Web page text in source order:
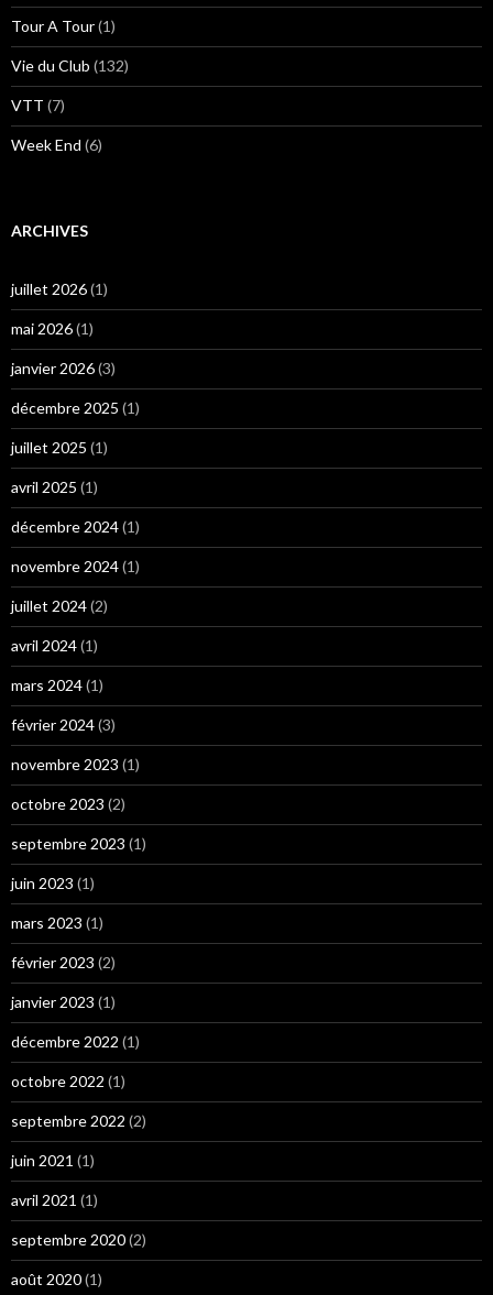
Tour A Tour(1)
Vie du Club (132)
VTT (7)
Week End (6)
ARCHIVES
juillet 2026(1)
mai 2026(1)
janvier 2026(3)
décembre 2025 (1)
juillet 2025 (1)
avril 2025 (1)
décembre 2024(1)
novembre 2024(1)
juillet 2024(2)
avril 2024(1)
mars 2024(1)
février 2024(3)
novembre 2023 (1)
octobre 2023 (2)
septembre 2023 (1)
juin 2023 (1)
mars 2023 (1)
février 2023 (2)
janvier 2023 (1)
décembre 2022 (1)
octobre 2022 (1)
septembre 2022 (2)
juin 2021 (1)
avril 2021 (1)
septembre 2020(2)
août 2020(1)